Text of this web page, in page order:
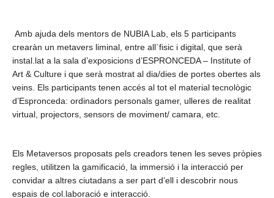
Amb ajuda dels mentors de NUBIA Lab, els 5 participants
crearàn un metavers liminal, entre all`fisic i digital, que serà
instal.lat a la sala d’exposicions d’ESPRONCEDA – Institute of
Art & Culture i que serà mostrat al dia/dies de portes obertes als
veins. Els participants tenen accés al tot el material tecnològic
d’Espronceda: ordinadors personals gamer, ulleres de realitat
virtual, projectors, sensors de moviment/ camara, etc.
Els Metaversos proposats pels creadors tenen les seves pròpies
regles, utilitzen la gamificació, la immersió i la interacció per
convidar a altres ciutadans a ser part d’ell i descobrir nous
espais de col.laboració e interacció.